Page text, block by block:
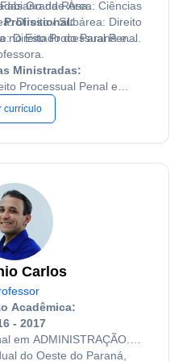
Grande Área: Ciências
Direito / Subárea: Direito
Direito Processual Penal.
da Rosa.
Profissional:
no Estado do Paraná e
Ministradas:
Processual Penal e
currículo
Carlos
Acadêmica:
- 2017
em ADMINISTRAÇÃO.
do Oeste do Paraná,